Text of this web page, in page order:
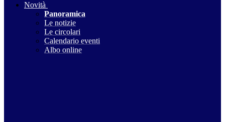
Novità
Panoramica
Le notizie
Le circolari
Calendario eventi
Albo online